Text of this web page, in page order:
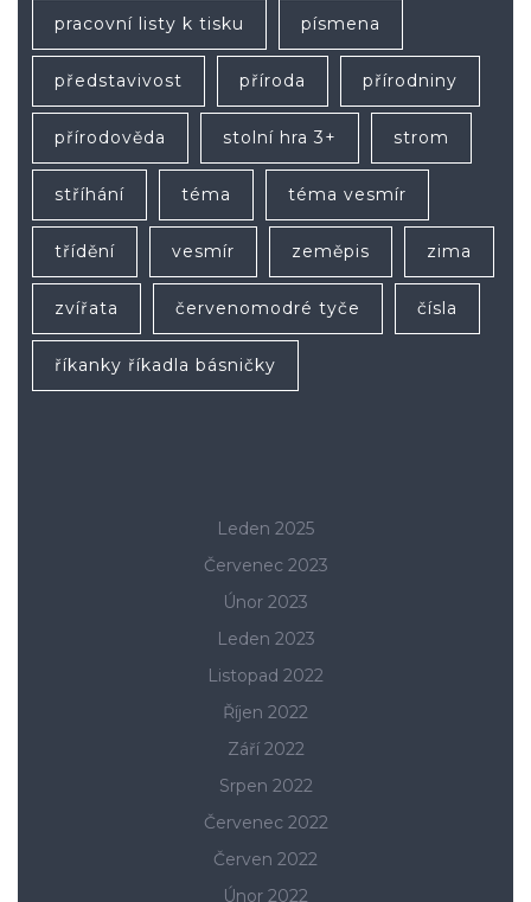
pracovní listy k tisku písmena
představivost příroda přírodniny
přírodověda stolní hra 3+ strom
stříhání téma téma vesmír
třídění vesmír zeměpis zima
zvířata červenomodré tyče čísla
říkanky říkadla básničky
Leden 2025
Červenec 2023
Únor 2023
Leden 2023
Listopad 2022
Říjen 2022
Září 2022
Srpen 2022
Červenec 2022
Červen 2022
Únor 2022